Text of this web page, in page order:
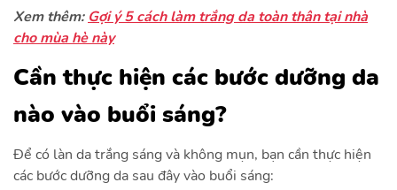
Xem thêm: Gợi ý 5 cách làm trắng da toàn thân tại nhà
cho mùa hè này
Cần thực hiện các bước dưỡng da
nào vào buổi sáng?
Để có làn da trắng sáng và không mụn, bạn cần thực hiện
các bước dưỡng da sau đây vào buổi sáng: